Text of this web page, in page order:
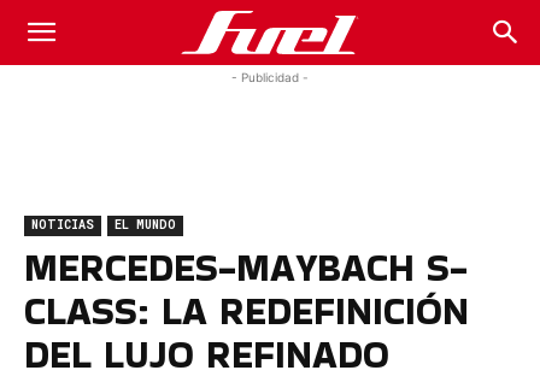
Fuel
Magazine
- Publicidad -
NOTICIAS EL MUNDO
MERCEDES-MAYBACH S-
CLASS: LA REDEFINICIÓN
DEL LUJO REFINADO